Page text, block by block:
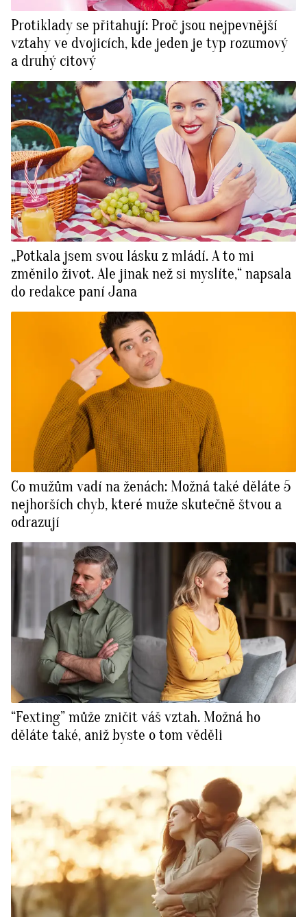
Protiklady se přitahují: Proč jsou nejpevnější
vztahy ve dvojicích, kde jeden je typ rozumový
a druhý citový
„Potkala jsem svou lásku z mládí. A to mi
změnilo život. Ale jinak než si myslíte,“ napsala
do redakce paní Jana
Co mužům vadí na ženách: Možná také děláte 5
nejhorších chyb, které muže skutečně štvou a
odrazují
“Fexting” může zničit váš vztah. Možná ho
děláte také, aniž byste o tom věděli